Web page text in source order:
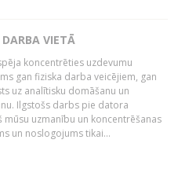
VIETĀ
koncentrēties uzdevumu
gan fiziska darba veicējiem, gan
uz analītisku domāšanu un
Ilgstošs darbs pie datora
uzmanību un koncentrēšanas
un noslogojums tikai...